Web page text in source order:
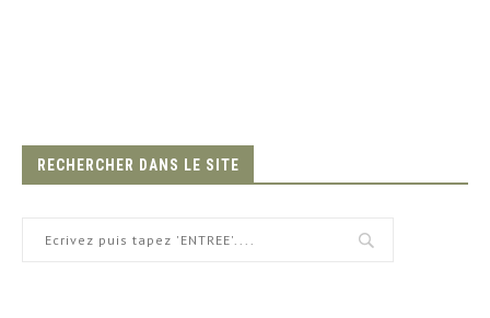
RECHERCHER DANS LE SITE